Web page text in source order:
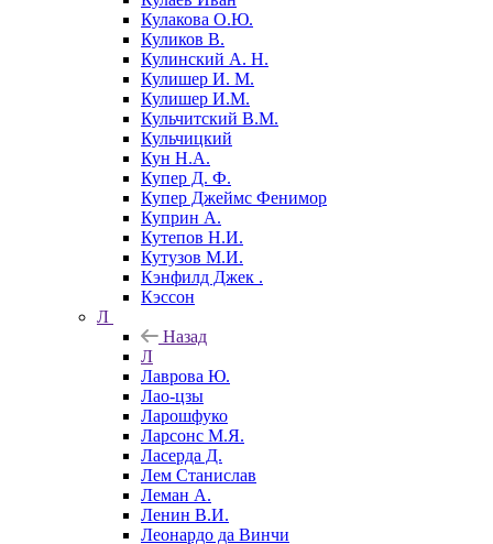
Кулакова О.Ю.
Куликов В.
Кулинский А. Н.
Кулишер И. М.
Кулишер И.М.
Кульчитский В.М.
Кульчицкий
Кун Н.А.
Купер Д. Ф.
Купер Джеймс Фенимор
Куприн А.
Кутепов Н.И.
Кутузов М.И.
Кэнфилд Джек .
Кэссон
Л
Назад
Л
Лаврова Ю.
Лао-цзы
Ларошфуко
Ларсонс М.Я.
Ласерда Д.
Лем Станислав
Леман А.
Ленин В.И.
Леонардо да Винчи